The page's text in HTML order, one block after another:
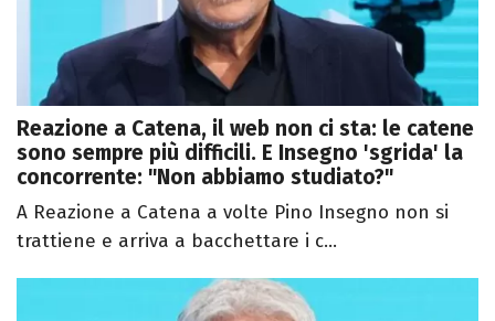
Reazione a Catena, il web non ci sta: le catene
sono sempre più difficili. E Insegno 'sgrida' la
concorrente: "Non abbiamo studiato?"
A Reazione a Catena a volte Pino Insegno non si
trattiene e arriva a bacchettare i c...